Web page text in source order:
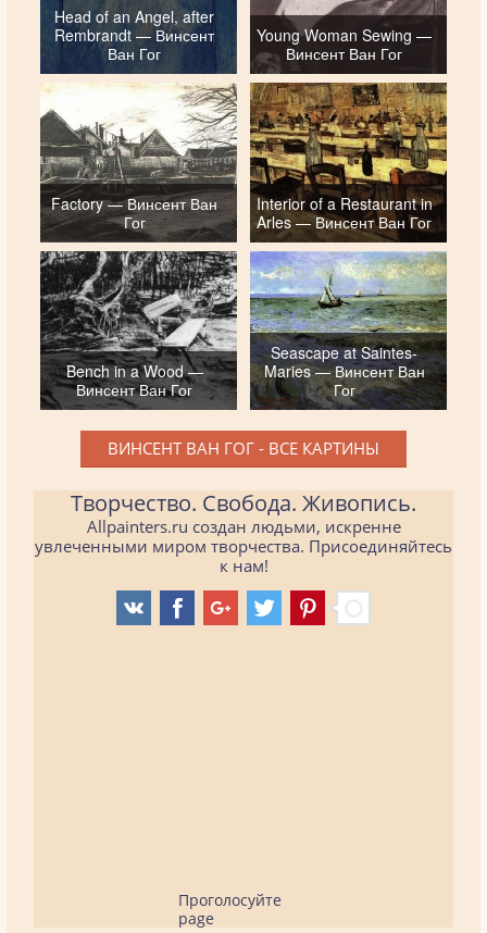
Head of an Angel, after
Rembrandt — Винсент
Ван Гог
Young Woman Sewing —
Винсент Ван Гог
Factory — Винсент Ван
Гог
Interior of a Restaurant in
Arles — Винсент Ван Гог
Bench in a Wood —
Винсент Ван Гог
Seascape at Saintes-
Maries — Винсент Ван
Гог
ВИНСЕНТ ВАН ГОГ - ВСЕ КАРТИНЫ
Творчество. Свобода. Живопись.
Allpainters.ru создан людьми, искренне
увлеченными миром творчества. Присоединяйтесь
к нам!
Проголосуйте
page